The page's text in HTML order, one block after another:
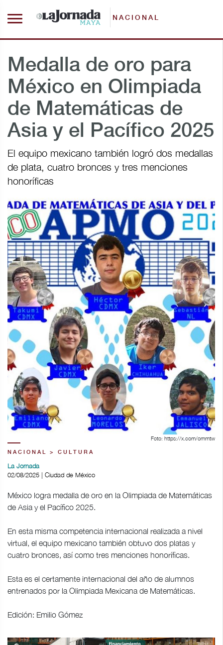
NACIONAL
Medalla de oro para
México en Olimpiada
de Matemáticas de
Asia y el Pacífico 2025
El equipo mexicano también logró dos medallas
de plata, cuatro bronces y tres menciones
honoríficas
Foto: https://x.com/ommtw
NACIONAL > CULTURA
La Jornada
02/08/2025 | Ciudad de México
México logra medalla de oro en la Olimpiada de Matemáticas
de Asia y el Pacífico 2025.
En esta misma competencia internacional realizada a nivel
virtual, el equipo mexicano también obtuvo dos platas y
cuatro bronces, así como tres menciones honoríficas.
Esta es el certamente internacional del año de alumnos
entrenados por la Olimpiada Mexicana de Matemáticas.
Edición: Emilio Gómez